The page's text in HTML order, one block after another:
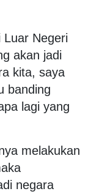
Luar Negeri
akan jadi
kita, saya
banding
lagi yang
melakukan
negara